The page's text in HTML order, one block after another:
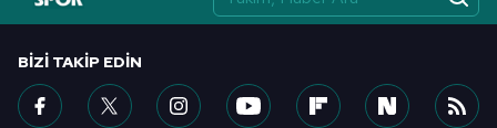
BIZI TAKIP EDIN